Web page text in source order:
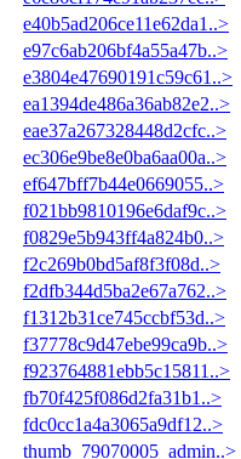
e40b5ad206ce11e62da1..>
e97c6ab206bf4a55a47b..>
e3804e47690191c59c61..>
ea1394de486a36ab82e2..>
eae37a267328448d2cfc..>
ec306e9be8e0ba6aa00a..>
ef647bff7b44e0669055..>
f021bb9810196e6daf9c..>
f0829e5b943ff4a824b0..>
f2c269b0bd5af8f3f08d..>
f2dfb344d5ba2e67a762..>
f1312b31ce745ccbf53d..>
f37778c9d47ebe99ca9b..>
f923764881ebb5c15811..>
fb70f425f086d2fa31b1..>
fdc0cc1a4a3065a9df12..>
thumb_79070005_admin..>